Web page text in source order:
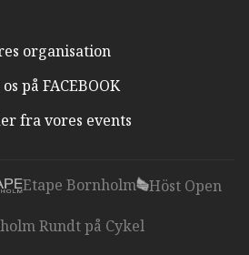
organisation
på FACEBOOK
fra vores events
Etape Bornholm
Höst Open
Rundt på Cykel